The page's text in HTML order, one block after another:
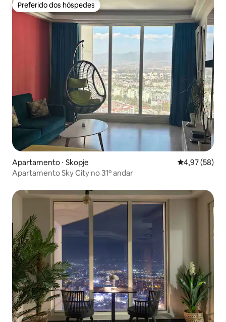
Preferido dos hóspedes
Preferido dos hóspedes
Apartamento ⋅ Skopje 4,97 de uma
4,97 (58)
Apartamento Sky City no 31º andar